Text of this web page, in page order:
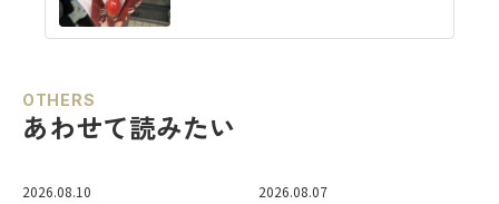
OTHERS
あわせて読みたい
2026.08.10 2026.08.07